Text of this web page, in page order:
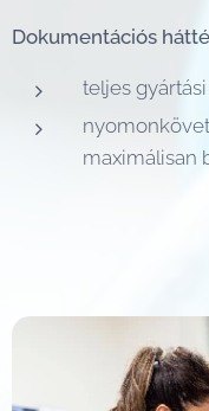
Dokumentációs
teljes
maximálisan